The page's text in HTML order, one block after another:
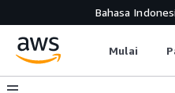
Bahasa
Mulai